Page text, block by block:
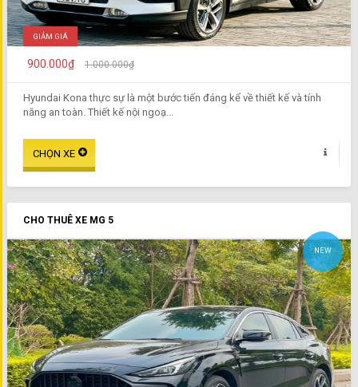
GIẢM GIÁ
900.000₫ 1.000.000₫
Hyundai Kona thực sự là một bước tiến đáng kể về thiết kế và tính
năng an toàn. Thiết kế nội ngoạ...
CHO THUÊ XE MG 5
NEW